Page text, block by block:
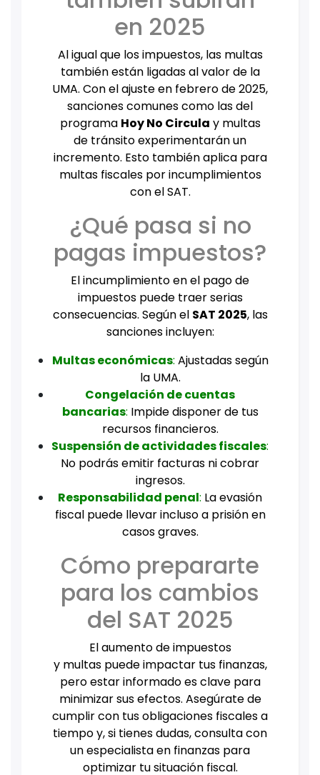
en 2025
Al igual que los impuestos, las multas
también están ligadas al valor de la
UMA. Con el ajuste en febrero de 2025,
sanciones comunes como las del
programa Hoy No Circula y multas
de tránsito experimentarán un
incremento. Esto también aplica para
multas fiscales por incumplimientos
con el SAT.
¿Qué pasa si no
pagas impuestos?
El incumplimiento en el pago de
impuestos puede traer serias
consecuencias. Según el SAT 2025, las
sanciones incluyen:
Multas económicas: Ajustadas según
la UMA.
Congelación de cuentas
bancarias: Impide disponer de tus
recursos financieros.
Suspensión de actividades fiscales:
No podrás emitir facturas ni cobrar
ingresos.
Responsabilidad penal: La evasión
fiscal puede llevar incluso a prisión en
casos graves.
Cómo prepararte
para los cambios
del SAT 2025
El aumento de impuestos
y multas puede impactar tus finanzas,
pero estar informado es clave para
minimizar sus efectos. Asegúrate de
cumplir con tus obligaciones fiscales a
tiempo y, si tienes dudas, consulta con
un especialista en finanzas para
optimizar tu situación fiscal.